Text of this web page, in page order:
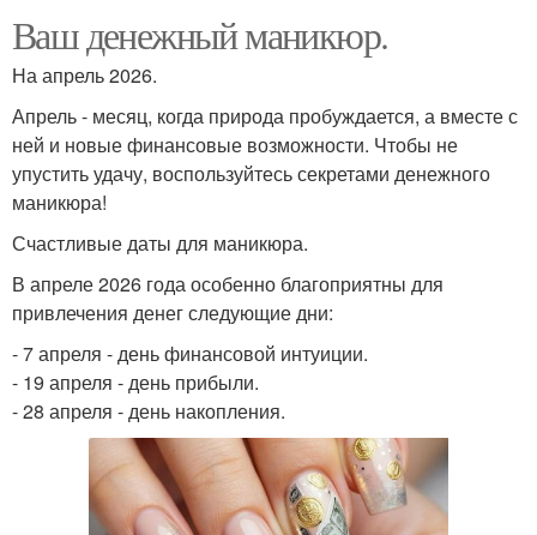
Ваш денежный маникюр.
На апрель 2026.
Апрель - месяц, когда природа пробуждается, а вместе с
ней и новые финансовые возможности. Чтобы не
упустить удачу, воспользуйтесь секретами денежного
маникюра!
Счастливые даты для маникюра.
В апреле 2026 года особенно благоприятны для
привлечения денег следующие дни:
- 7 апреля - день финансовой интуиции.
- 19 апреля - день прибыли.
- 28 апреля - день накопления.